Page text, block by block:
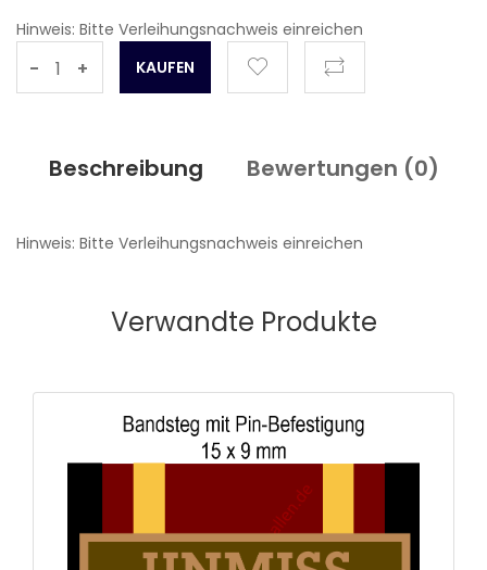
Hinweis: Bitte Verleihungsnachweis einreichen
- +
Beschreibung Bewertungen (0)
Hinweis: Bitte Verleihungsnachweis einreichen
Verwandte Produkte